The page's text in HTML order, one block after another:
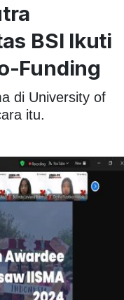
BSI Ikuti
Funding
di University of
itu.